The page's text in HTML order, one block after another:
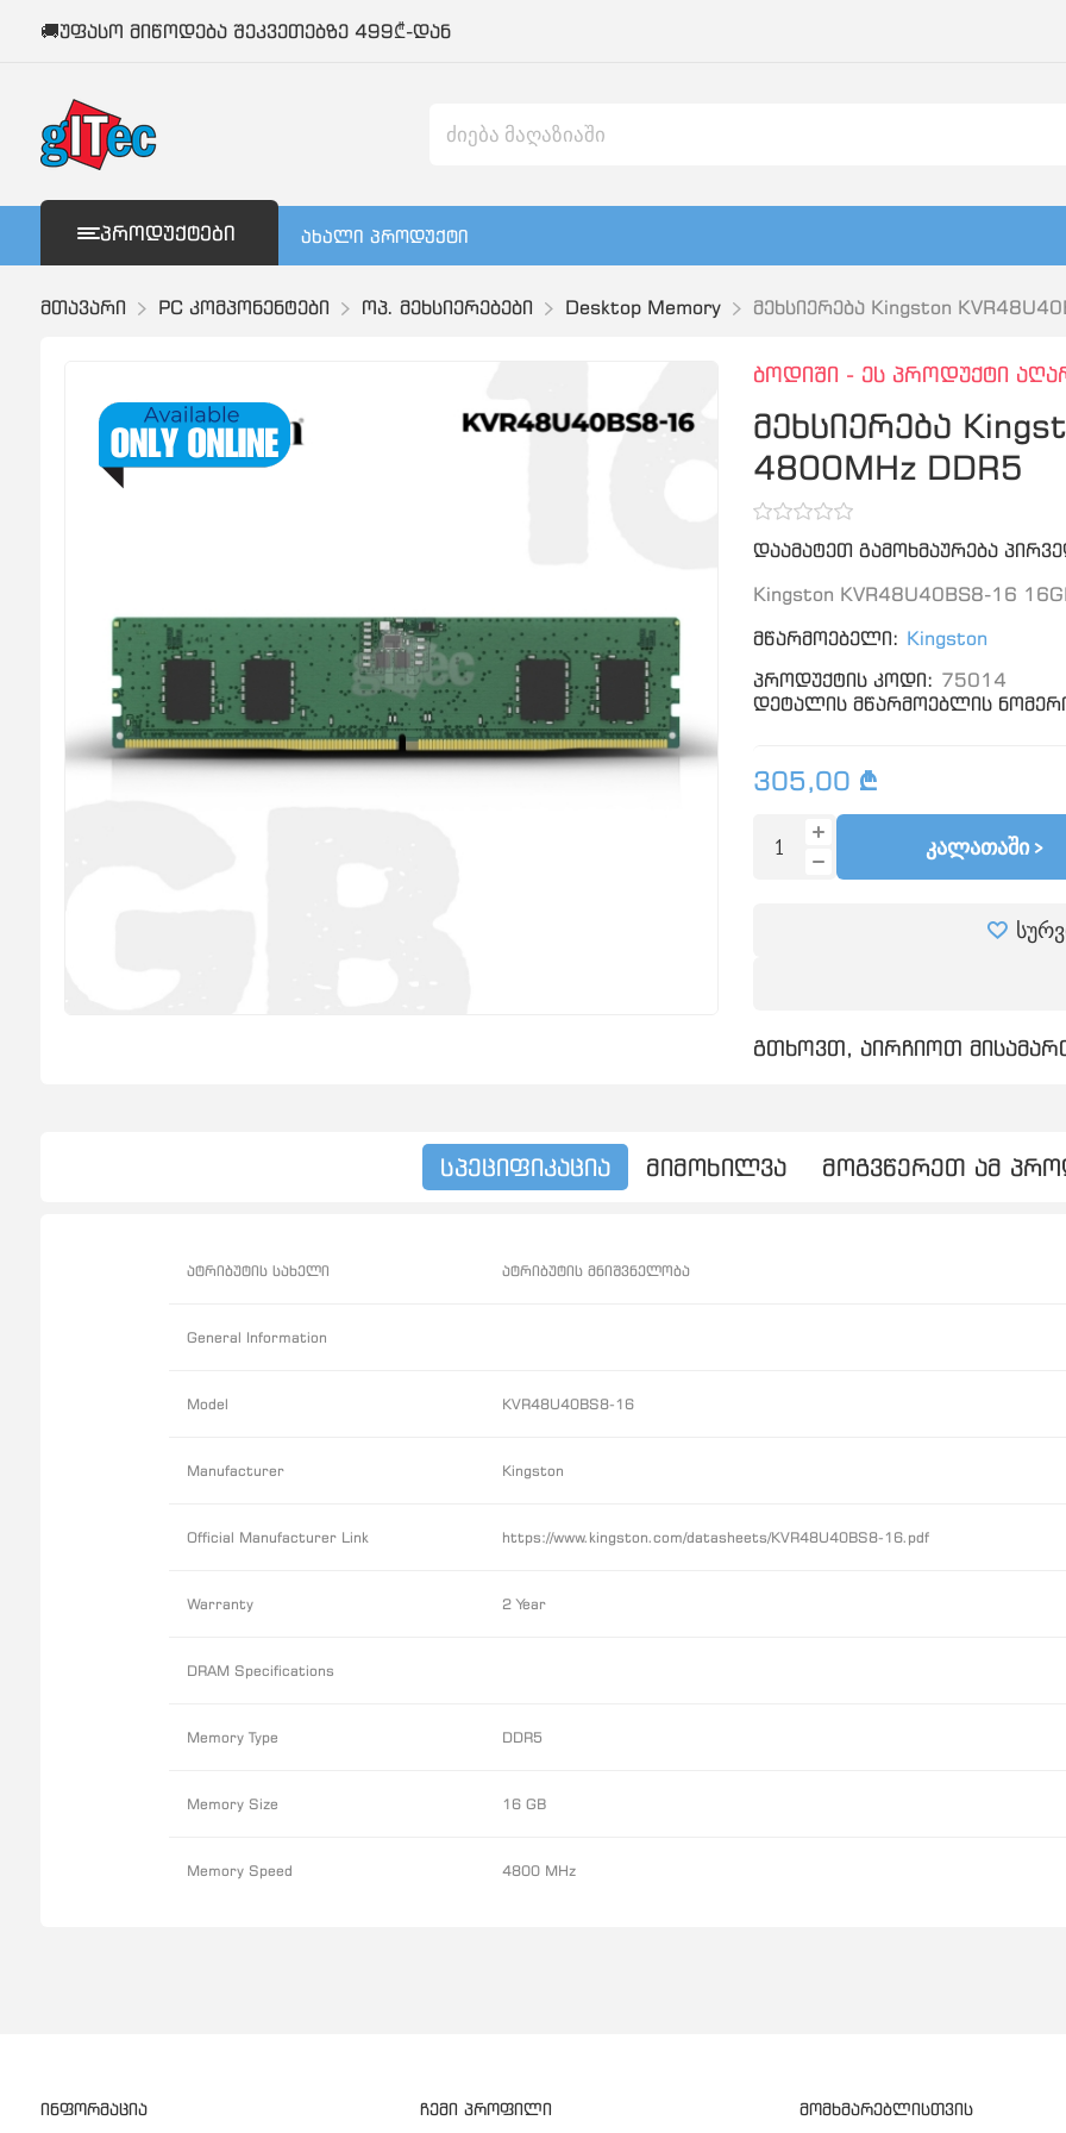
🚚უფასო მიწოდება შეკვეთებზე 499₾-დან
ᲞᲠᲝᲓᲣᲥᲢᲔᲑᲘ ახალი პროდუქტი
მთავარი PC კომპონენტები ოპ. მეხსიერებები Desktop Memory მეხსიერება Kingston
ბოდიში - ეს პროდუქტი
მეხსიერება
4800MHz DDR5
დაამატეთ გამოხმაურება
Kingston KVR48U40BS8-16
მწარმოებელი: Kingston
პროდუქტის კოდი: 75014
დეტალის მწარმოებლის
305,00 ₾
ᲙᲐᲚᲐᲗᲐᲨᲘ >
გთხოვთ, აირჩიოთ
სპეციფიკაცია მიმოხილვა მოგვწერეთ ამ
ატრიბუტის სახელი ატრიბუტის მნიშვნელობა
General Information
Model KVR48U40BS8-16
Manufacturer Kingston
Official Manufacturer Link https://www.kingston.com/datasheets/KVR48U40BS8-16.pdf
Warranty 2 Year
DRAM Specifications
Memory Type DDR5
Memory Size 16 GB
Memory Speed 4800 MHz
ინფორმაცია ჩემი პროფილი მომხმარებლისთვის